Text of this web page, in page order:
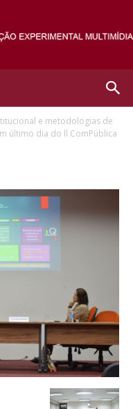
e metodologias de
último dia do ll ComPública